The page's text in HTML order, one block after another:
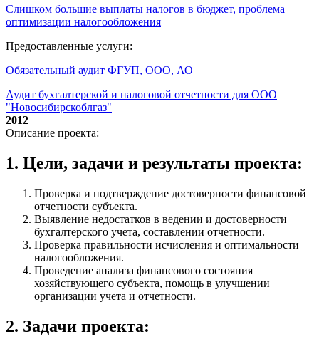
Слишком большие выплаты налогов в бюджет, проблема
оптимизации налогообложения
Предоставленные услуги:
Обязательный аудит ФГУП, ООО, АО
Аудит бухгалтерской и налоговой отчетности для ООО
"Новосибирскоблгаз"
2012
Описание проекта:
1. Цели, задачи и результаты проекта:
Проверка и подтверждение достоверности финансовой
отчетности субъекта.
Выявление недостатков в ведении и достоверности
бухгалтерского учета, составлении отчетности.
Проверка правильности исчисления и оптимальности
налогообложения.
Проведение анализа финансового состояния
хозяйствующего субъекта, помощь в улучшении
организации учета и отчетности.
2. Задачи проекта: